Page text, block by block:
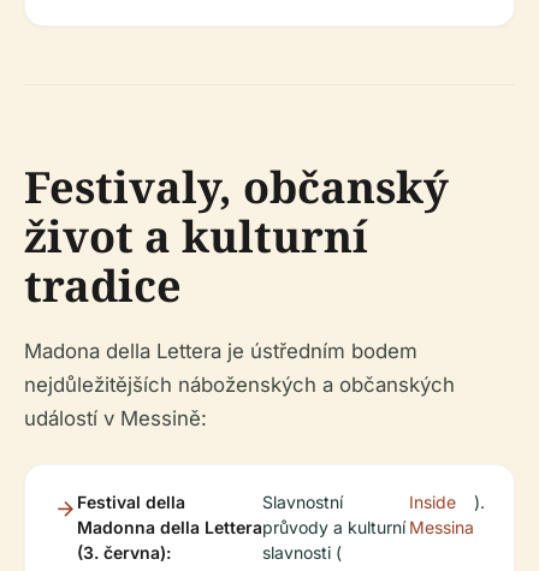
Festivaly, občanský
život a kulturní
tradice
Madona della Lettera je ústředním bodem
nejdůležitějších náboženských a občanských
událostí v Messině:
Festival della
Madonna della Lettera
(3. června):
Slavnostní
průvody a kulturní
slavnosti (
Inside
Messina
).